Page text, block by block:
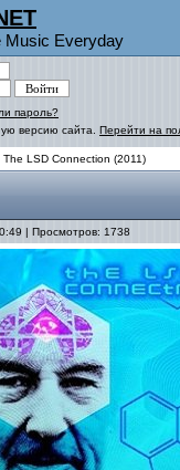
Music Everyday
пароль?
версию сайта. Перейти на
The LSD Connection (2011)
| Просмотров: 1738